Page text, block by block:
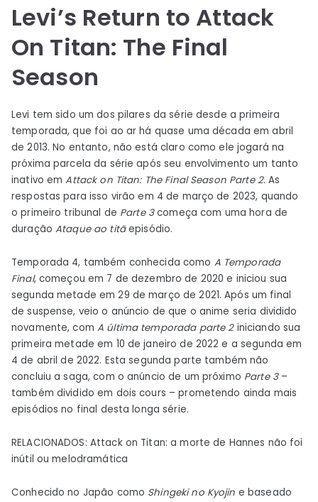
Levi’s Return to Attack
On Titan: The Final
Season
Levi tem sido um dos pilares da série desde a primeira
temporada, que foi ao ar há quase uma década em abril
de 2013. No entanto, não está claro como ele jogará na
próxima parcela da série após seu envolvimento um tanto
inativo emAttack on Titan: The Final Season Parte 2.As
respostas para isso virão em 4 de março de 2023, quando
o primeiro tribunal de Parte 3começa com uma hora de
duraçãoAtaque ao titãepisódio.
Temporada 4, também conhecida como A Temporada
Final, começou em 7 de dezembro de 2020 e iniciou sua
segunda metade em 29 de março de 2021. Após um final
de suspense, veio o anúncio de que o anime seria dividido
novamente, com A última temporada parte 2 iniciando sua
primeira metade em 10 de janeiro de 2022 e a segunda em
4 de abril de 2022. Esta segunda parte também não
concluiu a saga, com o anúncio de um próximo Parte 3 –
também dividido em dois cours – prometendo ainda mais
episódios no final desta longa série.
RELACIONADOS: Attack on Titan: a morte de Hannes não foi
inútil ou melodramática
Conhecido no Japão como Shingeki no Kyojin e baseado